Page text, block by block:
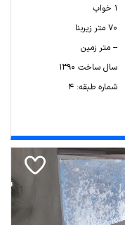
1 خواب
70 متر زیربنا
-- متر زمین
سال ساخت 1390
شماره طبقه: 4